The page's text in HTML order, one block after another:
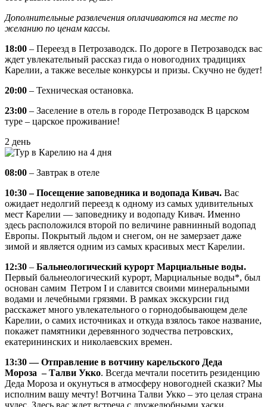
Дополнительные развлечения оплачиваются на месте по
желанию по ценам кассы.
18:00 – Переезд в Петрозаводск. По дороге в Петрозаводск вас
ждет увлекательный рассказ гида о новогодних традициях
Карелии, а также веселые конкурсы и призы. Скучно не будет!
20:00 – Техническая остановка.
23:00 – Заселение в отель в городе Петрозаводск В царском
туре – царское проживание!
2 день
08:00 – Завтрак в отеле
10:30 – Посещение заповедника и водопада Кивач. Вас
ожидает недолгий переезд к одному из самых удивительных
мест Карелии — заповеднику и водопаду Кивач. Именно
здесь расположился второй по величине равнинный водопад
Европы. Покрытый льдом и снегом, он не замерзает даже
зимой и является одним из самых красивых мест Карелии.
12:30 – Бальнеологический курорт Марциальные воды.
Первый бальнеологический курорт, Марциальные воды*, был
основан самим Петром I и славится своими минеральными
водами и лечебными грязями. В рамках экскурсии гид
расскажет много увлекательного о горнодобывающем деле
Карелии, о самих источниках и откуда взялось такое название,
покажет памятники деревянного зодчества петровских,
екатерининских и николаевских времен.
13:30 — Отправление в вотчину карельского Деда
Мороза – Талви Укко. Всегда мечтали посетить резиденцию
Деда Мороза и окунуться в атмосферу новогодней сказки? Мы
исполним вашу мечту! Вотчина Талви Укко – это целая страна
чудес. Здесь вас ждет встреча с дружелюбными хаски,